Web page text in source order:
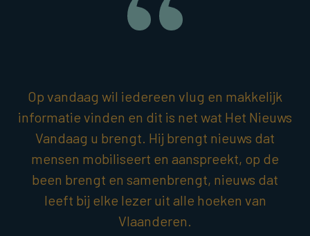
Op vandaag wil iedereen vlug en makkelijk
informatie vinden en dit is net wat Het Nieuws
Vandaag u brengt. Hij brengt nieuws dat
mensen mobiliseert en aanspreekt, op de
been brengt en samenbrengt, nieuws dat
leeft bij elke lezer uit alle hoeken van
Vlaanderen.